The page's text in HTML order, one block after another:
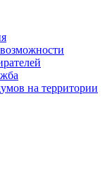
на территории